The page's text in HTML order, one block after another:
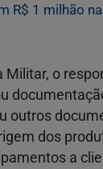
R$ 1 milhão
Militar, o
outros
dos
a